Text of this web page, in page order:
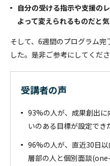
自分の受ける指示や支援の
よって変えられるものだと気
そして、6週間のプログラム
した。是非ご参考にしてくださ
受講者の声
93%の人が、成果創出
いのある目標が設定でき
96%の人が、直近30日
層部の人と個別面談